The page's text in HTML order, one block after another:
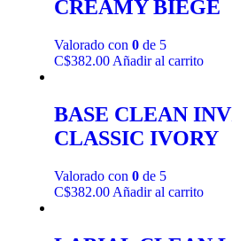
CREAMY BIEGE
Valorado con 0de 5
C$382.00 Añadir al carrito
BASE CLEAN
CLASSIC IVORY
Valorado con 0de 5
C$382.00 Añadir al carrito